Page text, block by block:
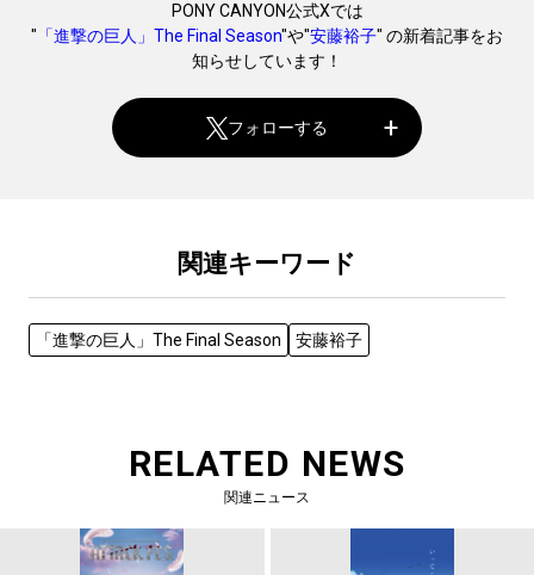
PONY CANYON公式Xでは
" 「進撃の巨人」The Final Season"や"安藤裕子" の新着記事をお
知らせしています！
フォローする
関連キーワード
「進撃の巨人」The Final Season 安藤裕子
RELATED NEWS
関連ニュース